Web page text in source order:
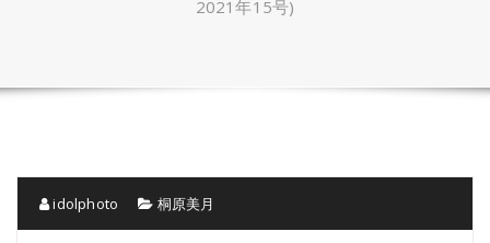
2021年15号)
idolphoto 桐原美月